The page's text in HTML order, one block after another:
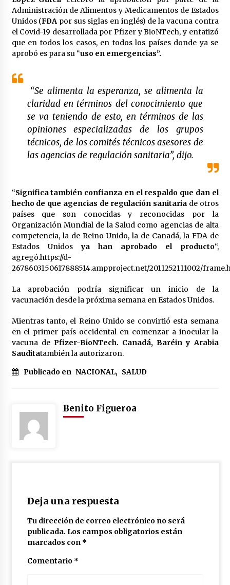
Trump asegura que barcos cargados de
petróleo están empezando a salir de Ormuz
2 meses atrás
México libraría posible arancel de EE.UU. en
Administración de Alimentos y Medicamentos de Estados
Unidos (FDA por sus siglas en inglés) de la vacuna contra
el Covid-19 desarrollada por Pfizer y BioNTech, y enfatizó
que en todos los casos, en todos los países donde ya se
aprobó es para su “uso en emergencias”.
“Se alimenta la esperanza, se alimenta la
claridad en términos del conocimiento que
se va teniendo de esto, en términos de las
opiniones especializadas de los grupos
técnicos, de los comités técnicos asesores de
las agencias de regulación sanitaria”, dijo.
“Significa también confianza en el respaldo que dan el
hecho de que agencias de regulación sanitaria de otros
países que son conocidas y reconocidas por la
Organización Mundial de la Salud como agencias de alta
competencia, la de Reino Unido, la de Canadá, la FDA de
Estados Unidosya han aprobado el producto“,
agregó.https://d-
2678603150617888514.ampproject.net/2011252111002/
La aprobación podría significar un inicio de la
vacunación desde la próxima semana en Estados Unidos.
Mientras tanto, el Reino Unido se convirtió esta semana
en el primer país occidental en comenzar a inocular la
vacuna de Pfizer-BioNTech. Canadá, Baréin y Arabia
Sauditatambién la autorizaron.
Publicado en NACIONAL, SALUD
Benito Figueroa
Deja una respuesta
Tu dirección de correo electrónico no será
publicada. Los campos obligatorios están
marcados con *
Comentario *